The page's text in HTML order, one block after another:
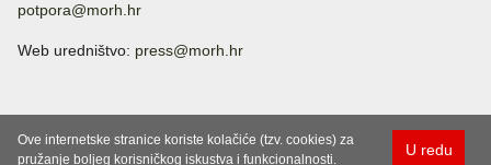
potpora@morh.hr
Web uredništvo: press@morh.hr
U redu
Ove internetske stranice koriste kolačiće (tzv. cookies) za
pružanje boljeg korisničkog iskustva i funkcionalnosti.